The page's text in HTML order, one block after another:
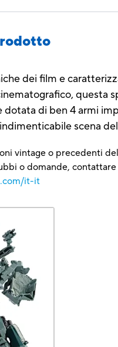
dei film e
dotata di ben 4 armi
scena
vintage o precedenti
o domande,
it-it